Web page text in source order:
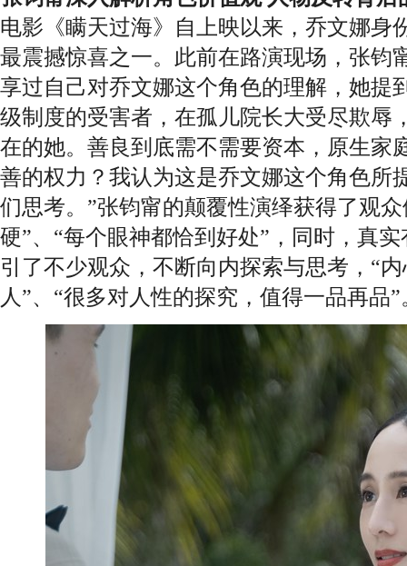
电影《瞒天过海》自上映以来，乔文娜身
最震撼惊喜之一。此前在路演现场，张钧
享过自己对乔文娜这个角色的理解，她提
级制度的受害者，在孤儿院长大受尽欺辱
在的她。善良到底需不需要资本，原生家
善的权力？我认为这是乔文娜这个角色所
们思考。”张钧甯的颠覆性演绎获得了观
硬”、“每个眼神都恰到好处”，同时，真
引了不少观众，不断向内探索与思考，“
人”、“很多对人性的探究，值得一品再品”